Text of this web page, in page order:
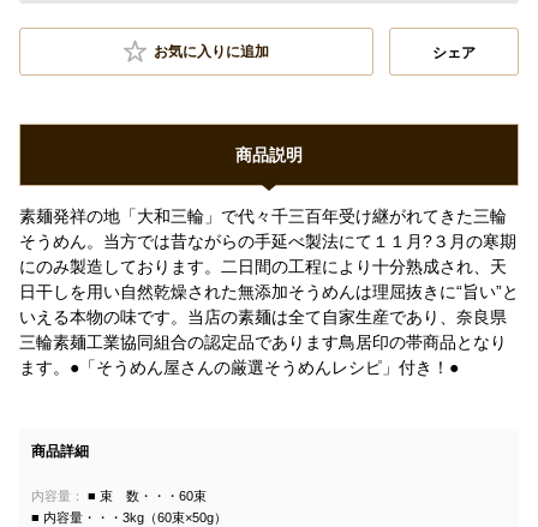
お気に入りに追加 シェア
商品説明
素麺発祥の地「大和三輪」で代々千三百年受け継がれてきた三輪
そうめん。当方では昔ながらの手延べ製法にて１１月?３月の寒期
にのみ製造しております。二日間の工程により十分熟成され、天
日干しを用い自然乾燥された無添加そうめんは理屈抜きに“旨い”と
いえる本物の味です。当店の素麺は全て自家生産であり、奈良県
三輪素麺工業協同組合の認定品であります鳥居印の帯商品となり
ます。●「そうめん屋さんの厳選そうめんレシピ」付き！●
商品詳細
内容量：
■ 束 数・・・60束
■ 内容量・・・3kg（60束×50g）